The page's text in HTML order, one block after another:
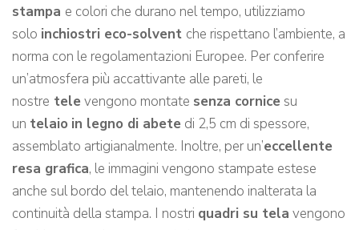
stampa e colori che durano nel tempo, utilizziamo
solo inchiostri eco-solvent che rispettano l’ambiente, a
norma con le regolamentazioni Europee. Per conferire
un’atmosfera più accattivante alle pareti, le
nostre tele vengono montate senza cornice su
un telaio in legno di abete di 2,5 cm di spessore,
assemblato artigianalmente. Inoltre, per un’eccellente
resa grafica, le immagini vengono stampate estese
anche sul bordo del telaio, mantenendo inalterata la
continuità della stampa. I nostri quadri su tela vengono